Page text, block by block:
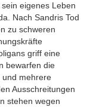
eigenes Leben
Nach Sandris Tod
zu schweren
griff eine
bewarfen die
und mehrere
Ausschreitungen
stehen wegen